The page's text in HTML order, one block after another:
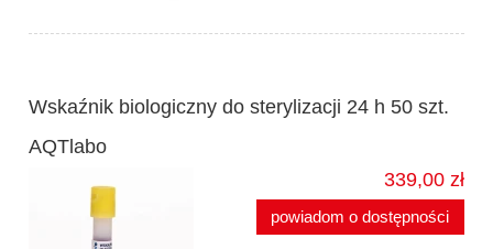
Wskaźnik biologiczny do sterylizacji 24 h 50 szt.
AQTlabo
339,00 zł
powiadom o dostępności